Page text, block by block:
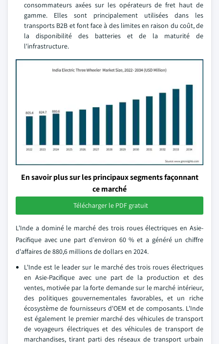
consommateurs axées sur les opérateurs de fret haut de
gamme. Elles sont principalement utilisées dans les
transports B2B et font face à des limites en raison du coût, de
la disponibilité des batteries et de la maturité de
l'infrastructure.
En savoir plus sur les principaux segments façonnant
ce marché
Télécharger le PDF gratuit
L'Inde a dominé le marché des trois roues électriques en Asie-
Pacifique avec une part d'environ 60 % et a généré un chiffre
d'affaires de 880,6 millions de dollars en 2024.
L'Inde est le leader sur le marché des trois roues électriques
en Asie-Pacifique avec une part de la production et des
ventes, motivée par la forte demande sur le marché intérieur,
des politiques gouvernementales favorables, et un riche
écosystème de fournisseurs d'OEM et de composants. L'Inde
est également le premier marché des véhicules de transport
de voyageurs électriques et des véhicules de transport de
marchandises, tirant parti des réseaux de transport urbain